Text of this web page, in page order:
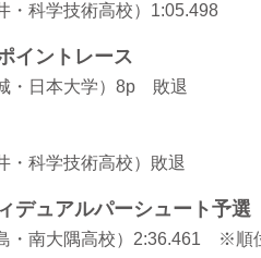
科学技術高校）1:05.498
イントレース
日本大学）8p 敗退
科学技術高校）敗退
デュアルパーシュート予選
南大隅高校）2:36.461 ※順